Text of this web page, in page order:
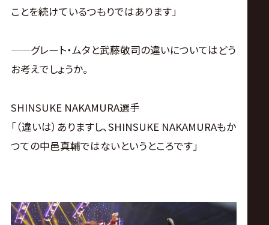
ことを続けているつもりではあります」
——グレート・ムタと武藤敬司の違いについてはどう
お考えでしょうか。
SHINSUKE NAKAMURA選手
「（違いは）ありますし、SHINSUKE NAKAMURAもか
つての中邑真輔ではないというところです」